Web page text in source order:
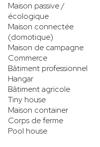
Maison passive /
écologique
Maison connectée
(domotique)
Maison de campagne
Commerce
Bâtiment professionnel
Hangar
Bâtiment agricole
Tiny house
Maison container
Corps de ferme
Pool house